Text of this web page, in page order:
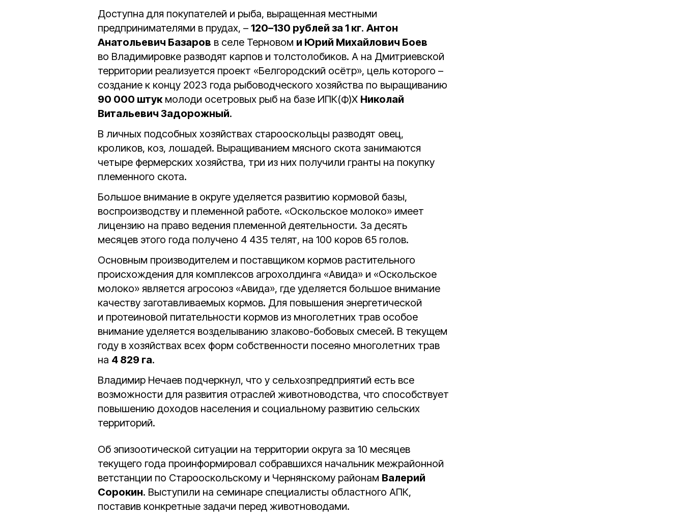
Доступна для покупателей и рыба, выращенная местными
предпринимателями в прудах, – 120–130 рублей за 1 кг. Антон
Анатольевич Базаров в селе Терновом и Юрий Михайлович Боев
во Владимировке разводят карпов и толстолобиков. А на Дмитриевской
территории реализуется проект «Белгородский осётр», цель которого –
создание к концу 2023 года рыбоводческого хозяйства по выращиванию
90 000 штукмолоди осетровых рыб на базе ИПК(Ф)Х Николай
Витальевич Задорожный.
В личных подсобных хозяйствах старооскольцы разводят овец,
кроликов, коз, лошадей. Выращиванием мясного скота занимаются
четыре фермерских хозяйства, три из них получили гранты на покупку
племенного скота.
Большое внимание в округе уделяется развитию кормовой базы,
воспроизводству и племенной работе. «Оскольское молоко» имеет
лицензию на право ведения племенной деятельности. За десять
месяцев этого года получено 4 435 телят, на 100 коров 65 голов.
Основным производителем и поставщиком кормов растительного
происхождения для комплексов агрохолдинга «Авида» и «Оскольское
молоко» является агросоюз «Авида», где уделяется большое внимание
качеству заготавливаемых кормов. Для повышения энергетической
и протеиновой питательности кормов из многолетних трав особое
внимание уделяется возделыванию злаково-бобовых смесей. В текущем
году в хозяйствах всех форм собственности посеяно многолетних трав
на 4 829 га.
Владимир Нечаев подчеркнул, что у сельхозпредприятий есть все
возможности для развития отраслей животноводства, что способствует
повышению доходов населения и социальному развитию сельских
территорий.
Об эпизоотической ситуации на территории округа за 10 месяцев
текущего года проинформировал собравшихся начальник межрайонной
ветстанции по Старооскольскому и Чернянскому районам Валерий
Сорокин. Выступили на семинаре специалисты областного АПК,
поставив конкретные задачи перед животноводами.